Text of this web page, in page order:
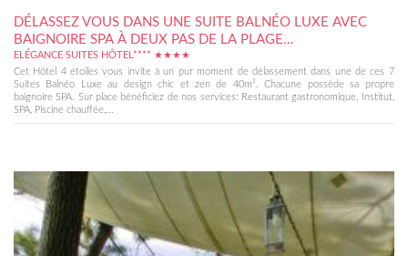
DÉLASSEZ VOUS DANS UNE SUITE BALNÉO LUXE AVEC
BAIGNOIRE SPA À DEUX PAS DE LA PLAGE…
ELÉGANCE SUITES HÔTEL**** ★★★★
Cet Hôtel 4 étoiles vous invite à un pur moment de délassement dans une de ces 7
Suites Balnéo Luxe au design chic et zen de 40m². Chacune possède sa propre
baignoire SPA. Sur place bénéficiez de nos services: Restaurant gastronomique, Institut,
SPA, Piscine chauffée,...